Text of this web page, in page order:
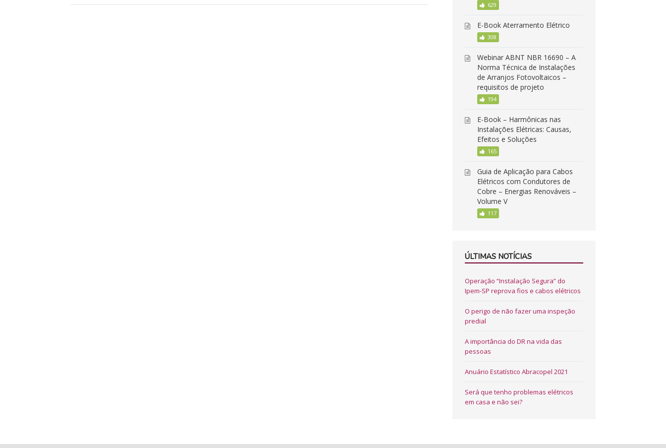
629
E-Book Aterramento Elétrico
308
Webinar ABNT NBR 16690 – A
Norma Técnica de Instalações
de Arranjos Fotovoltaicos –
requisitos de projeto
194
E-Book – Harmônicas nas
Instalações Elétricas: Causas,
Efeitos e Soluções
165
Guia de Aplicação para Cabos
Elétricos com Condutores de
Cobre – Energias Renováveis –
Volume V
117
ÚLTIMAS NOTÍCIAS
Operação “Instalação Segura” do
Ipem-SP reprova fios e cabos elétricos
O perigo de não fazer uma inspeção
predial
A importância do DR na vida das
pessoas
Anuário Estatístico Abracopel 2021
Será que tenho problemas elétricos
em casa e não sei?